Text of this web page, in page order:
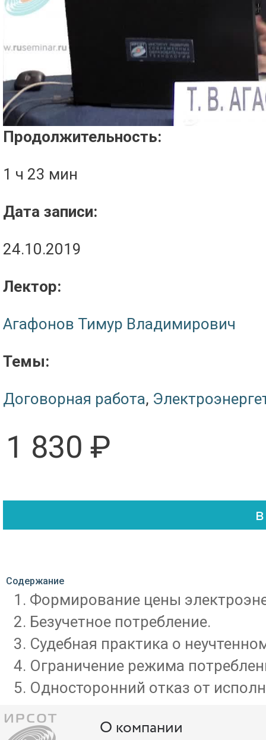
Продолжительность:
1 ч 23 мин
Дата записи:
24.10.2019
Лектор:
Агафонов Тимур Владимирович
Темы:
Договорная работа,
1 830 ₽
Содержание
Формирование цены
Безучетное потребление.
Судебная практика о
Ограничение режима
Односторонний отказ от
О компании